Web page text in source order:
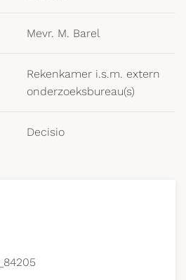
Mevr. M. Barel
Rekenkamer i.s.m. extern
onderzoeksbureau(s)
Decisio